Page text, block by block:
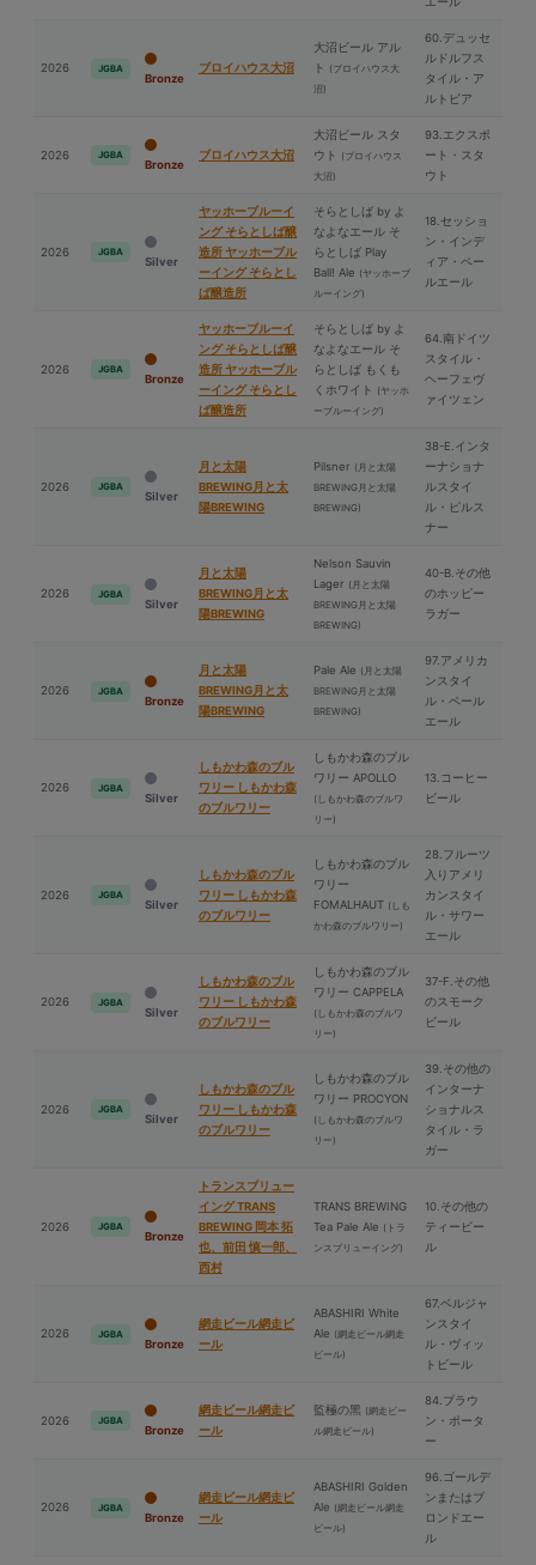
2026 JGBA
Bronze
ブロイハウス⼤沼
⼤沼ビール アル
ト (ブロイハウス⼤
沼)
60.デュッセ
ルドルフス
タイル・ア
ルトビア
2026 JGBA
Bronze
ブロイハウス⼤沼
⼤沼ビール スタ
ウト (ブロイハウス
⼤沼)
93.エクスポ
ート・スタ
ウト
2026 JGBA
Silver
ヤッホーブルーイ
ング そらとしば醸
造所 ヤッホーブル
ーイング そらとし
ば醸造所
そらとしば by よ
なよなエール そ
らとしば Play
Ball! Ale (ヤッホーブ
ルーイング)
18.セッショ
ン・インデ
ィア・ペー
ルエール
2026 JGBA
Bronze
ヤッホーブルーイ
ング そらとしば醸
造所 ヤッホーブル
ーイング そらとし
ば醸造所
そらとしば by よ
なよなエール そ
らとしば もくも
くホワイト (ヤッホ
ーブルーイング)
64.南ドイツ
スタイル・
ヘーフェヴ
ァイツェン
2026 JGBA
Silver
⽉と太陽
BREWING⽉と太
陽BREWING
Pilsner (⽉と太陽
BREWING⽉と太陽
BREWING)
38-E.インタ
ーナショナ
ルスタイ
ル・ピルス
ナー
2026 JGBA
Silver
⽉と太陽
BREWING⽉と太
陽BREWING
Nelson Sauvin
Lager (⽉と太陽
BREWING⽉と太陽
BREWING)
40-B.その他
のホッピー
ラガー
2026 JGBA
Bronze
⽉と太陽
BREWING⽉と太
陽BREWING
Pale Ale (⽉と太陽
BREWING⽉と太陽
BREWING)
97.アメリカ
ンスタイ
ル・ペール
エール
2026 JGBA
Silver
しもかわ森のブル
ワリー しもかわ森
のブルワリー
しもかわ森のブル
ワリー APOLLO
(しもかわ森のブルワ
リー)
13.コーヒー
ビール
2026 JGBA
Silver
しもかわ森のブル
ワリー しもかわ森
のブルワリー
しもかわ森のブル
ワリー
FOMALHAUT (しも
かわ森のブルワリー)
28.フルーツ
入りアメリ
カンスタイ
ル・サワー
エール
2026 JGBA
Silver
しもかわ森のブル
ワリー しもかわ森
のブルワリー
しもかわ森のブル
ワリー CAPPELA
(しもかわ森のブルワ
リー)
37-F.その他
のスモーク
ビール
2026 JGBA
Silver
しもかわ森のブル
ワリー しもかわ森
のブルワリー
しもかわ森のブル
ワリー PROCYON
(しもかわ森のブルワ
リー)
39.その他の
インターナ
ショナルス
タイル・ラ
ガー
2026 JGBA
Bronze
トランスブリュー
イング TRANS
BREWING 岡本 拓
也、前⽥ 慎一郎、
⻄村
TRANS BREWING
Tea Pale Ale (トラ
ンスブリューイング)
10.その他の
ティービー
ル
2026 JGBA
Bronze
網走ビール網走ビ
ール
ABASHIRI White
Ale (網走ビール網走
ビール)
67.ベルジャ
ンスタイ
ル・ヴィッ
トビール
2026 JGBA
Bronze
網走ビール網走ビ
ール
監極の⿊ (網走ビー
ル網走ビール)
84.ブラウ
ン・ポータ
ー
2026 JGBA
Bronze
網走ビール網走ビ
ール
ABASHIRI Golden
Ale (網走ビール網走
ビール)
96.ゴールデ
ンまたはブ
ロンドエー
ル